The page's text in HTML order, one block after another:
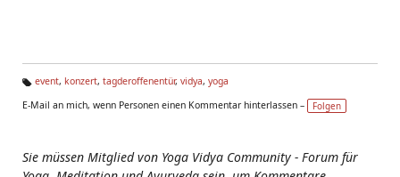
g
event, konzert, tagderoffenentür, vidya, yoga
E-Mail an mich, wenn Personen einen Kommentar hinterlassen –
Folgen
Sie müssen Mitglied von Yoga Vidya Community - Forum für